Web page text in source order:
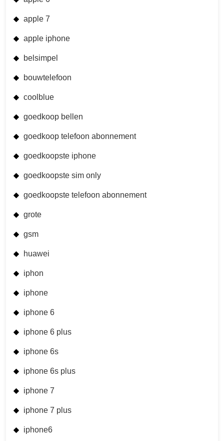
apple 7
apple iphone
belsimpel
bouwtelefoon
coolblue
goedkoop bellen
goedkoop telefoon abonnement
goedkoopste iphone
goedkoopste sim only
goedkoopste telefoon abonnement
grote
gsm
huawei
iphon
iphone
iphone 6
iphone 6 plus
iphone 6s
iphone 6s plus
iphone 7
iphone 7 plus
iphone6